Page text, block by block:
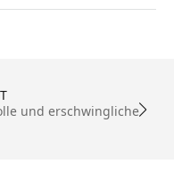
und erschwingliche